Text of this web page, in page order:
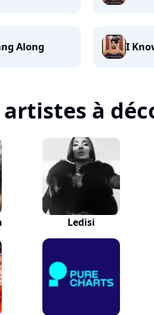
Along I
à
Ledisi